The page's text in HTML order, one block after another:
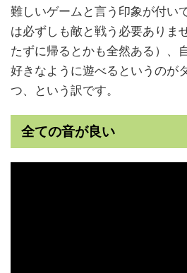
難しいゲームと言う印象が付い
は必ずしも敵と戦う必要ありま
たずに帰るとかも全然ある）、
好きなように遊べるというのが
つ、という訳です。
全ての音が良い